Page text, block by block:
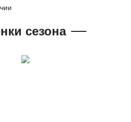
сезона